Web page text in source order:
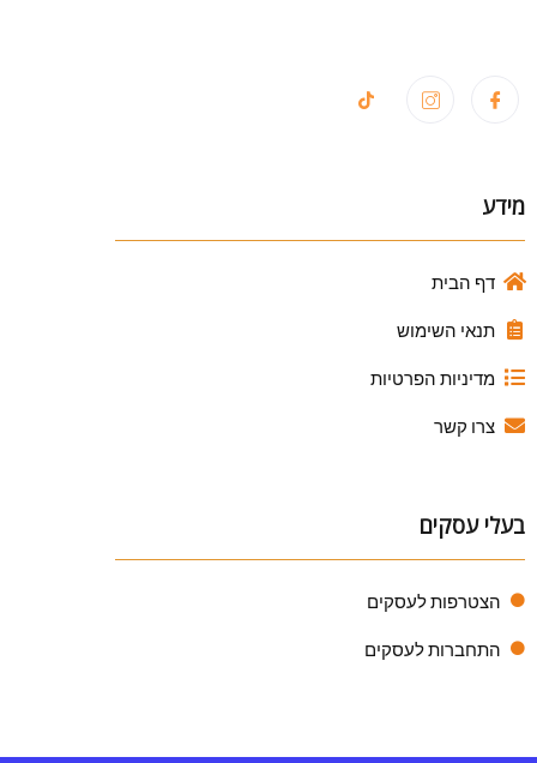
מידע
דף הבית
תנאי השימוש
מדיניות הפרטיות
צרו קשר
בעלי עסקים
הצטרפות לעסקים
התחברות לעסקים